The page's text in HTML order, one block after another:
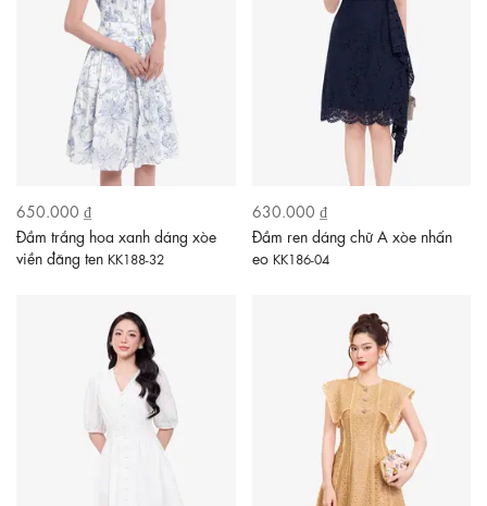
650.000 ₫
Đầm trắng hoa xanh dáng xòe
viền đăng ten KK188-32
630.000 ₫
Đầm ren dáng chữ A xòe nhấn
eo KK186-04